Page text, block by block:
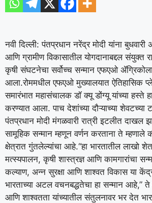
नवी दिल्ली: पंतप्रधान नरेंद्र मोदी यांना बुधवारी
आणि ग्रामीण विकासातील योगदानाबद्दल संयुक्त
कृषी संघटनेचा सर्वोच्च सन्मान एफएओ
आला.रोममधील एफएओ मुख्यालयात ऐतिहासिक
समारंभात महासंचालक डॉ क्यू डोंग्यू यांच्या हस्ते
करण्यात आला. पाच देशांच्या दौऱ्याच्या शेवटच्या
पंतप्रधान मोदी मंगळवारी रात्री इटलीत
सामूहिक सन्मान म्हणून वर्णन करताना ते म्हणाले
क्षेत्रात गुंतलेल्यांचा आहे.“हा भारतातील लाखो
मत्स्यपालन, कृषी शास्त्रज्ञ आणि कामगारांचा
कल्याण, अन्न सुरक्षा आणि शाश्वत विकास या
भारताच्या अटल वचनबद्धतेचा हा सन्मान आहे,” ते
आणि शाश्वतता यांच्यातील संतुलनावर भर देत